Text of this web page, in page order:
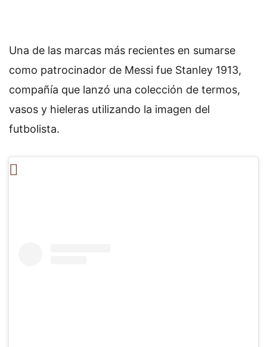
Una de las marcas más recientes en sumarse
como patrocinador de Messi fue Stanley 1913,
compañía que lanzó una colección de termos,
vasos y hieleras utilizando la imagen del
futbolista.